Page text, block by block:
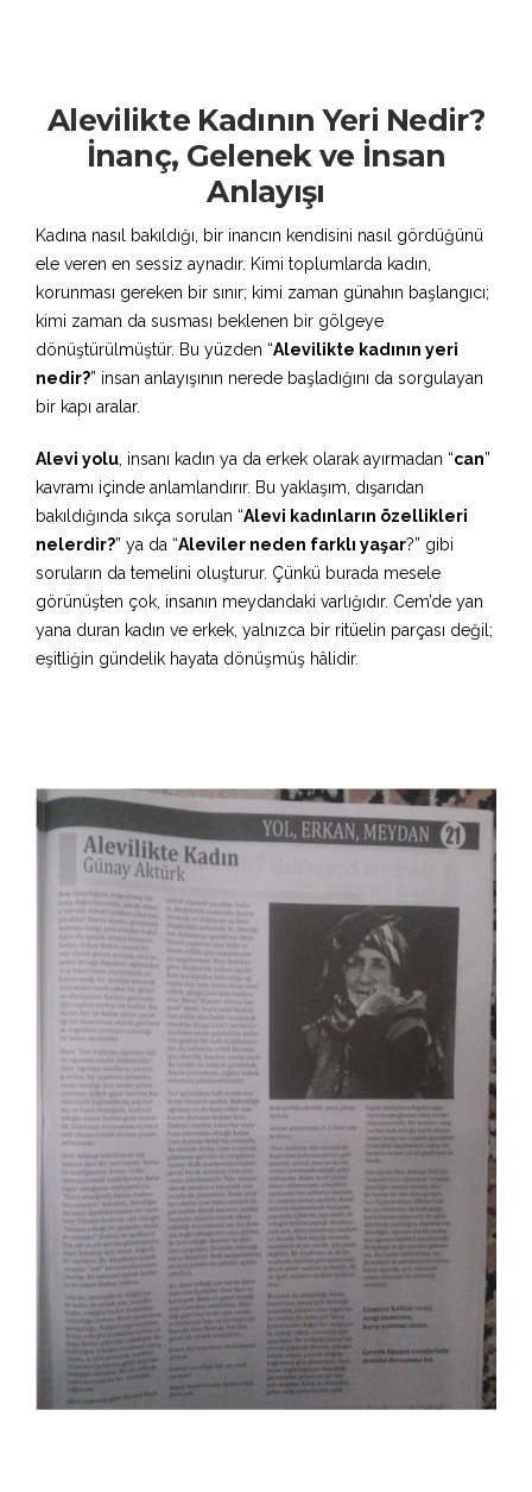
Alevilikte Kadının Yeri Nedir?
İnanç, Gelenek ve İnsan
Anlayışı
Kadına nasıl bakıldığı, bir inancın kendisini nasıl gördüğünü
ele veren en sessiz aynadır. Kimi toplumlarda kadın,
korunması gereken bir sınır; kimi zaman günahın başlangıcı;
kimi zaman da susması beklenen bir gölgeye
dönüştürülmüştür. Bu yüzden “Alevilikte kadının yeri
nedir?” insan anlayışının nerede başladığını da sorgulayan
bir kapı aralar.
Alevi yolu , insanı kadın ya da erkek olarak ayırmadan “can”
kavramı içinde anlamlandırır. Bu yaklaşım, dışarıdan
bakıldığında sıkça sorulan “Alevi kadınların özellikleri
nelerdir?” ya da “Aleviler neden farklı yaşar?” gibi
soruların da temelini oluşturur. Çünkü burada mesele
görünüşten çok, insanın meydandaki varlığıdır. Cem’de yan
yana duran kadın ve erkek, yalnızca bir ritüelin parçası değil;
eşitliğin gündelik hayata dönüşmüş hâlidir.